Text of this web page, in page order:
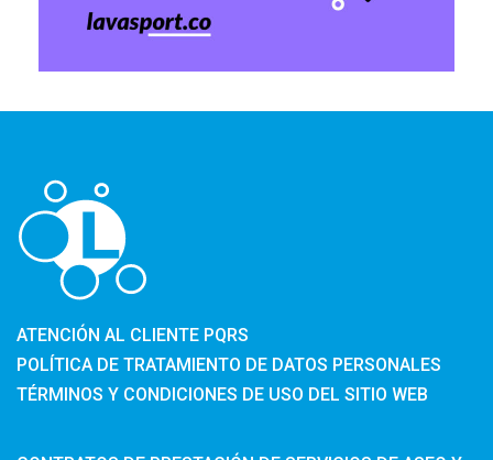
ATENCIÓN AL CLIENTE PQRS
POLÍTICA DE TRATAMIENTO DE DATOS PERSONALES
TÉRMINOS Y CONDICIONES DE USO DEL SITIO WEB